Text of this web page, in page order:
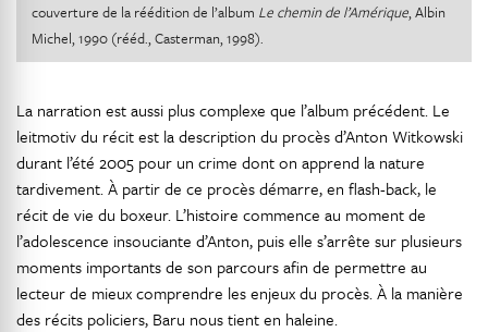
couverture de la réédition de l’album Le chemin de l’Amérique, Albin
Michel, 1990 (rééd., Casterman, 1998).
La narration est aussi plus complexe que l’album précédent. Le
leitmotiv du récit est la description du procès d’Anton Witkowski
durant l’été 2005 pour un crime dont on apprend la nature
tardivement. À partir de ce procès démarre, en flash-back, le
récit de vie du boxeur. L’histoire commence au moment de
l’adolescence insouciante d’Anton, puis elle s’arrête sur plusieurs
moments importants de son parcours afin de permettre au
lecteur de mieux comprendre les enjeux du procès. À la manière
des récits policiers, Baru nous tient en haleine.